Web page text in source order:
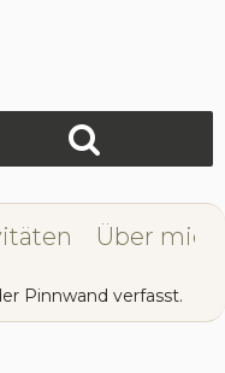
Über mich
Pinnwand verfasst.